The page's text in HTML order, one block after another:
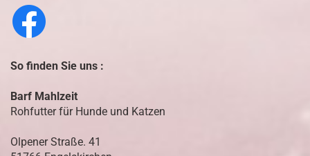
So finden Sie uns :
Barf Mahlzeit
Rohfutter für Hunde und Katzen
Olpener Straße. 41